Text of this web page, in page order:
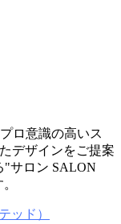
ロ意識の高いス
デザインをご提案
"サロン SALON